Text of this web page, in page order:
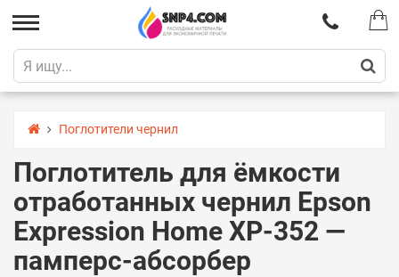
Поглотители чернил
Поглотитель для ёмкости
отработанных чернил Epson
Expression Home XP-352 —
памперс-абсорбер